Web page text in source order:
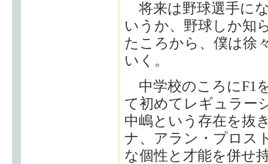
将来は野球選手に
いうか、野球しか知
たころから、僕は徐
いく。
中学校のころにF1
て初めてレギュラー
中嶋という存在を抜
ナ、アラン・プロス
な個性と才能を併せ